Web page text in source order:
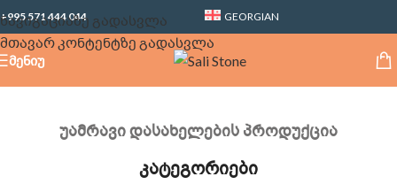
ნავიგაციაზე გადასვლა
მთავარ კონტენტზე გადასვლა
+995 571 444 044 GEORGIAN
ᲛᲔᲜᲘᲣ
უამრავი დასახელების პროდუქცია
კატეგორიები